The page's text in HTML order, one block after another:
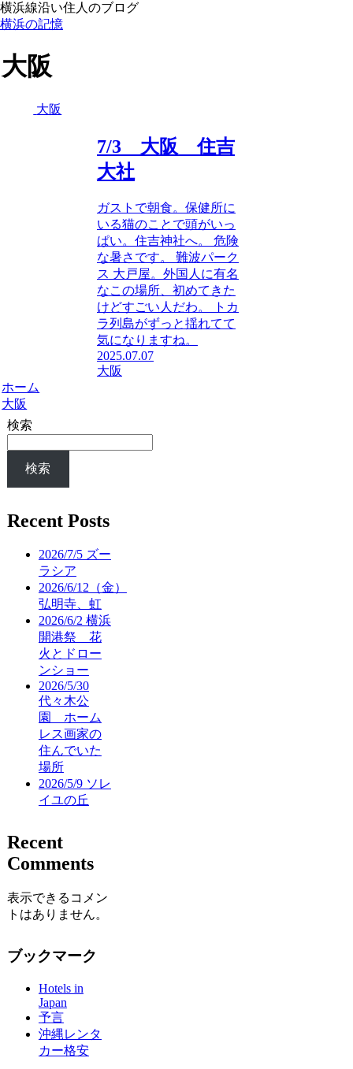
横浜線沿い住人のブログ
横浜の記憶
大阪
大阪
7/3 大阪 住吉
大社
ガストで朝食。保健所に
いる猫のことで頭がいっ
ぱい。住吉神社へ。 危険
な暑さです。 難波パーク
ス 大戸屋。外国人に有名
なこの場所、初めてきた
けどすごい人だわ。 トカ
ラ列島がずっと揺れてて
気になりますね。
2025.07.07
大阪
ホーム
大阪
検索
検索
Recent Posts
2026/7/5 ズー
ラシア
2026/6/12（金）
弘明寺、虹
2026/6/2 横浜
開港祭 花
火とドロー
ンショー
2026/5/30
代々木公
園 ホーム
レス画家の
住んでいた
場所
2026/5/9 ソレ
イユの丘
Recent
Comments
表示できるコメン
トはありません。
ブックマーク
Hotels in
Japan
予言
沖縄レンタ
カー格安